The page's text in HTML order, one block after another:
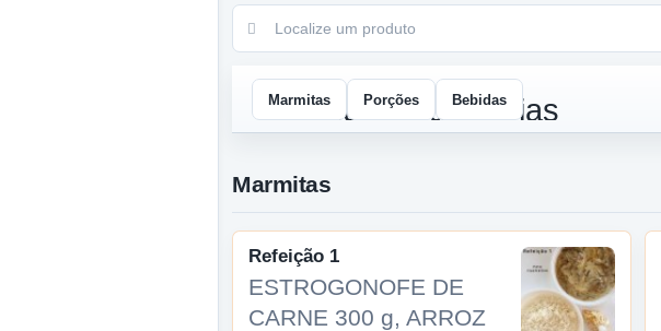
Marmitas Porções Bebidas
Marmitas
Refeição 1
ESTROGONOFE DE
CARNE 300 g, ARROZ